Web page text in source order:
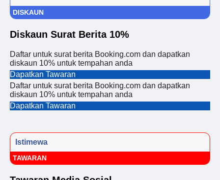
DISKAUN
Diskaun Surat Berita 10%
Daftar untuk surat berita Booking.com dan dapatkan
diskaun 10% untuk tempahan anda
Dapatkan Tawaran
Daftar untuk surat berita Booking.com dan dapatkan
diskaun 10% untuk tempahan anda
Dapatkan Tawaran
Istimewa
TAWARAN